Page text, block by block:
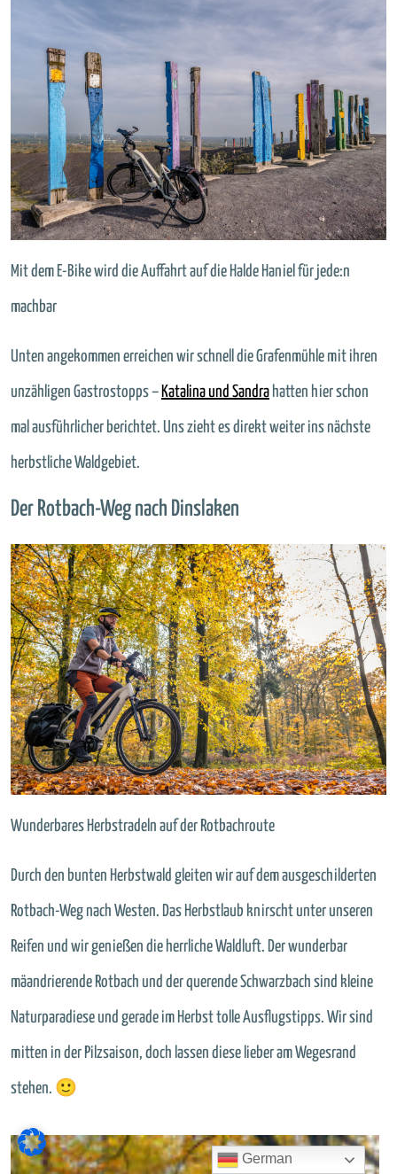
Mit dem E-Bike wird die Auffahrt auf die Halde Haniel für jede:n
machbar
Unten angekommen erreichen wir schnell die Grafenmühle mit ihren
unzähligen Gastrostopps – Katalina und Sandra hatten hier schon
mal ausführlicher berichtet. Uns zieht es direkt weiter ins nächste
herbstliche Waldgebiet.
Der Rotbach-Weg nach Dinslaken
Wunderbares Herbstradeln auf der Rotbachroute
Durch den bunten Herbstwald gleiten wir auf dem ausgeschilderten
Rotbach-Weg nach Westen. Das Herbstlaub knirscht unter unseren
Reifen und wir genießen die herrliche Waldluft. Der wunderbar
mäandrierende Rotbach und der querende Schwarzbach sind kleine
Naturparadiese und gerade im Herbst tolle Ausflugstipps. Wir sind
mitten in der Pilzsaison, doch lassen diese lieber am Wegesrand
stehen. 🙂
German